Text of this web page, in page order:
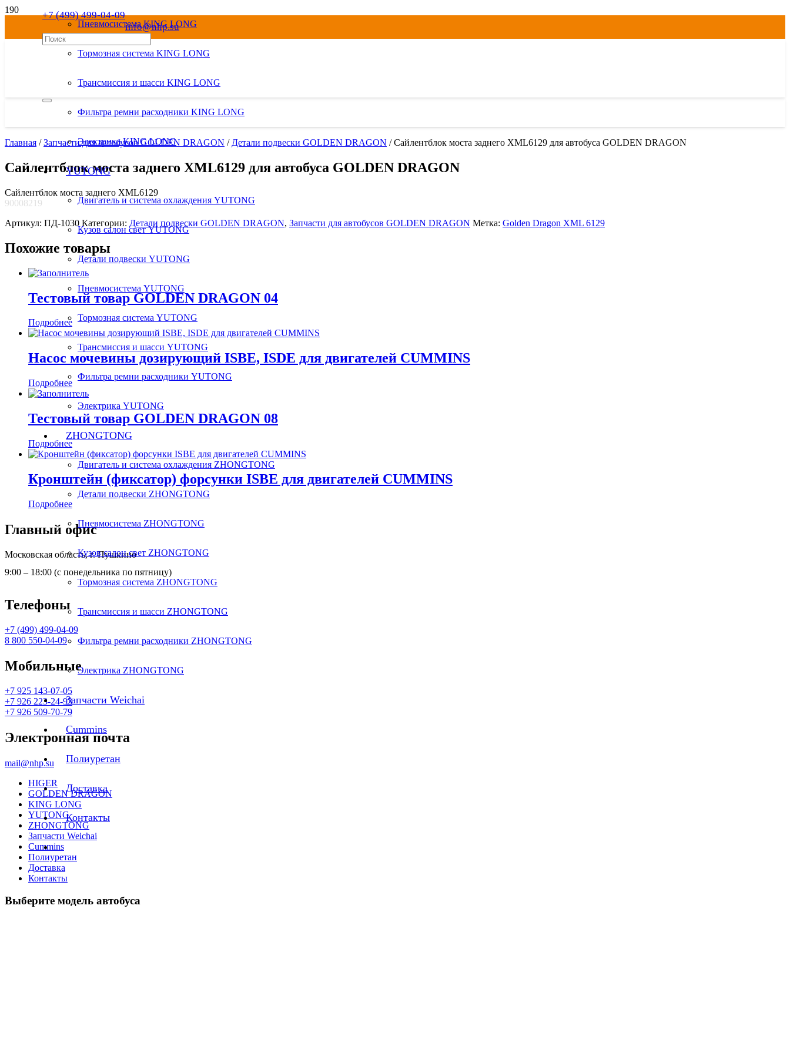
+7 (499) 499-04-09
8 800 550-04-09
info@nhp.su
Пневмосистема KING LONG
Тормозная система KING LONG
Трансмиссия и шасси KING LONG
Фильтра ремни расходники KING LONG
Электрика KING LONG
YUTONG
Двигатель и система охлаждения YUTONG
Кузов салон свет YUTONG
Детали подвески YUTONG
Пневмосистема YUTONG
Тормозная система YUTONG
Трансмиссия и шасси YUTONG
Фильтра ремни расходники YUTONG
Электрика YUTONG
ZHONGTONG
Двигатель и система охлаждения ZHONGTONG
Детали подвески ZHONGTONG
Пневмосистема ZHONGTONG
Кузов салон свет ZHONGTONG
Тормозная система ZHONGTONG
Трансмиссия и шасси ZHONGTONG
Фильтра ремни расходники ZHONGTONG
Электрика ZHONGTONG
Запчасти Weichai
Cummins
Полиуретан
Доставка
Контакты
Главная /Запчасти для автобусов GOLDEN DRAGON / Детали подвески GOLDEN DRAGON / Сайлентблок моста заднего XML6129 для автобуса GOLDEN DRAGON
Сайлентблок моста заднего XML6129 для автобуса GOLDEN DRAGON
Сайлентблок моста заднего XML6129
90008219
Артикул: ПД-1030 Категории: Детали подвески GOLDEN DRAGON, Запчасти для автобусов GOLDEN DRAGON Метка: Golden Dragon XML 6129
Похожие товары
Тестовый товар GOLDEN DRAGON 04
Подробнее
Насос мочевины дозирующий ISBE, ISDE для двигателей CUMMINS
Подробнее
Тестовый товар GOLDEN DRAGON 08
Подробнее
Кронштейн (фиксатор) форсунки ISBE для двигателей CUMMINS
Подробнее
Главный офис
Московская область, г. Пушкино
9:00 – 18:00 (с понедельника по пятницу)
Телефоны
+7 (499) 499-04-09
8 800 550-04-09
Мобильные
+7 925 143-07-05
+7 926 223-24-93
+7 926 509-70-79
Электронная почта
mail@nhp.su
HIGER
GOLDEN DRAGON
KING LONG
YUTONG
ZHONGTONG
Запчасти Weichai
Cummins
Полиуретан
Доставка
Контакты
Выберите модель автобуса